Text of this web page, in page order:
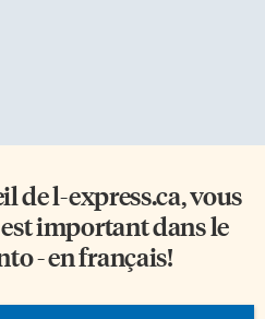
del-express.ca, vous
important dans le
- en français!